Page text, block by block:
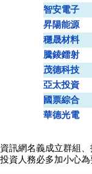
智安電子
昇陽能源
穩晟材料
騰錂鐳射
茂德科技
亞太投資
國票綜合
華德光電
訊網名義成立群組
資人務必多加小心